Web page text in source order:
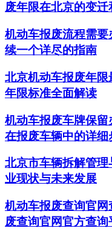
废年限在北京的变迁
机动车报废流程需
续一个详尽的指南
北京机动车报废年
年限标准全面解读
机动车报废车牌保
在报废车辆中的详细
北京市车辆拆解管
业现状与未来发展
机动车报废查询官
废查询官网官方查询